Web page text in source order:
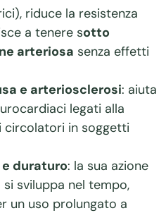
riduce la resistenza
a tenere sotto
arteriosa senza effetti
e arteriosclerosi: aiuta
legati alla
circolatori in soggetti
duraturo: la sua azione
sviluppa nel tempo,
un uso prolungato a